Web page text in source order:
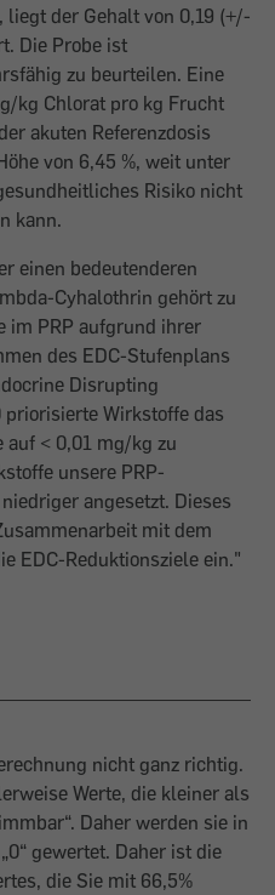
liegt der Gehalt von 0,19 (+/-
Die Probe ist
zu beurteilen. Eine
kg Chlorat pro kg Frucht
akuten Referenzdosis
von 6,45 %, weit unter
Risiko nicht
kann.
einen bedeutenderen
Cyhalothrin gehört zu
im PRP aufgrund ihrer
des EDC-Stufenplans
Disrupting
Wirkstoffe das
< 0,01 mg/kg zu
unsere PRP-
angesetzt. Dieses
mit dem
EDC-Reduktionsziele ein."
nicht ganz richtig.
Werte, die kleiner als
Daher werden sie in
gewertet. Daher ist die
die Sie mit 66,5%